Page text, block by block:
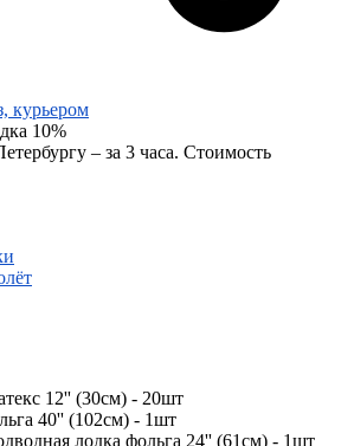
курьером
10%
– за 3 часа. Стоимость
12'' (30см) - 20шт
40'' (102см) - 1шт
лодка фольга 24'' (61см) - 1шт